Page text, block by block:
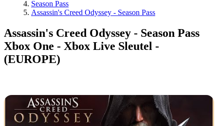
Season Pass
Assassin's Creed Odyssey - Season Pass
Assassin's Creed Odyssey - Season Pass
Xbox One - Xbox Live Sleutel -
(EUROPE)